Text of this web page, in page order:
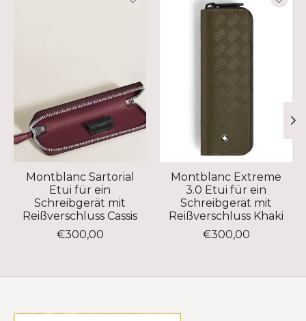
Montblanc Sartorial
Etui für ein
Schreibgerät mit
Reißverschluss Cassis
€300,00
Montblanc Extreme
3.0 Etui für ein
Schreibgerät mit
Reißverschluss Khaki
€300,00